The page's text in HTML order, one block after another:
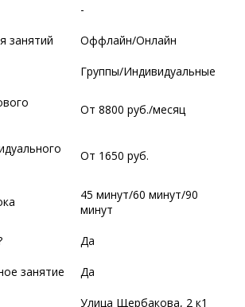
-
занятий Оффлайн/Онлайн
Группы/Индивидуальные
От 8800 руб./месяц
От 1650 руб.
45 минут/60 минут/90
минут
Да
занятие Да
Улица Щербакова, 2 к1